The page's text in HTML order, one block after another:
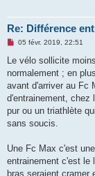
u
Re: Différence
M
s
a
g
n
o
l
05 févr. 2019, 22:51
Le vélo sollicite
normalement ; en
avant d'arriver au Fc
d'entrainement,
pur ou un triathlète
sans soucis.
Une Fc Max c'est
entrainement c'est le
bras seraient cramer